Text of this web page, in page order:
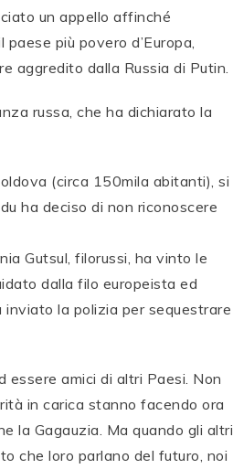
un appello affinché
più povero d’Europa,
aggredito dalla Russia di Putin.
russa, che ha dichiarato la
(circa 150mila abitanti), si
ha deciso di non riconoscere
Gutsul, filorussi, ha vinto le
dalla filo europeista ed
la polizia per sequestrare
essere amici di altri Paesi. Non
in carica stanno facendo ora
la Gagauzia. Ma quando gli altri
che loro parlano del futuro, noi